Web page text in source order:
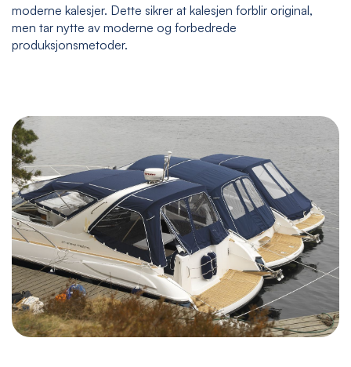
moderne kalesjer. Dette sikrer at kalesjen forblir original,
men tar nytte av moderne og forbedrede
produksjonsmetoder.